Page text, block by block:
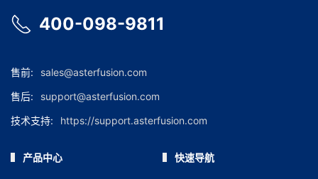
400-098-9811
售前:
sales@asterfusion.com
售后:
support@asterfusion.com
技术支持:
https://support.asterfusion.com
产品中心 快速导航